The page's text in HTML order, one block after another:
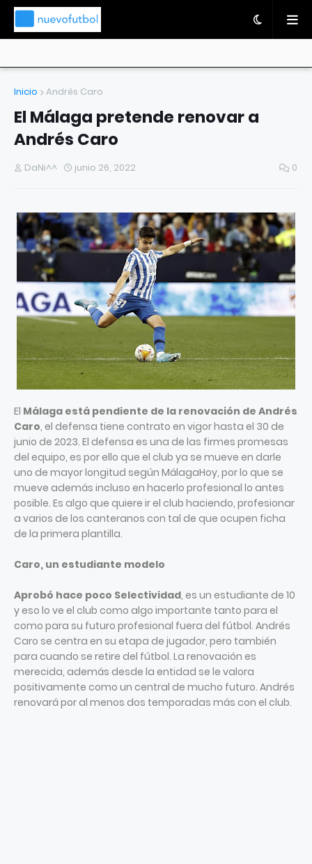
Inicio Andrés Caro
El Málaga pretende renovar a
Andrés Caro
DaNi^^ junio 26, 2022 0
El Málaga está pendiente de la renovación de Andrés
Caro, el defensa tiene contrato en vigor hasta el 30 de
junio de 2023. El defensa es una de las firmes promesas
del equipo, es por ello que el club ya se mueve en darle
uno de mayor longitud según MálagaHoy, por lo que se
mueve además incluso en hacerlo profesional lo antes
posible. Es algo que quiere ir el club haciendo, profesionar
a varios de los canteranos con tal de que ocupen ficha
de la primera plantilla.
Caro, un estudiante modelo
Aprobó hace poco Selectividad, es un estudiante de 10
y eso lo ve el club como algo importante tanto para el
como para su futuro profesional fuera del fútbol. Andrés
Caro se centra en su etapa de jugador, pero también
para cuando se retire del fútbol. La renovación es
merecida, además desde la entidad se le valora
positivamente como un central de mucho futuro. Andrés
renovará por al menos dos temporadas más con el club.